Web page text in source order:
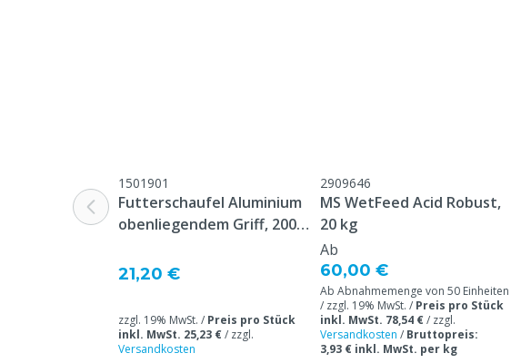
1501901
Futterschaufel Aluminium
obenliegendem Griff, 2000
21,20 €
zzgl. 19% MwSt. / Preis pro Stück
inkl. MwSt. 25,23 €/ zzgl.
Versandkosten
2909646
MS WetFeed Acid Robust,
20 kg
Ab
60,00 €
Ab Abnahmemenge von 50 Einheiten
/ zzgl. 19% MwSt. / Preis pro Stück
inkl. MwSt. 78,54 €/ zzgl.
Versandkosten / Bruttopreis:
3,93 € inkl. MwSt. per kg